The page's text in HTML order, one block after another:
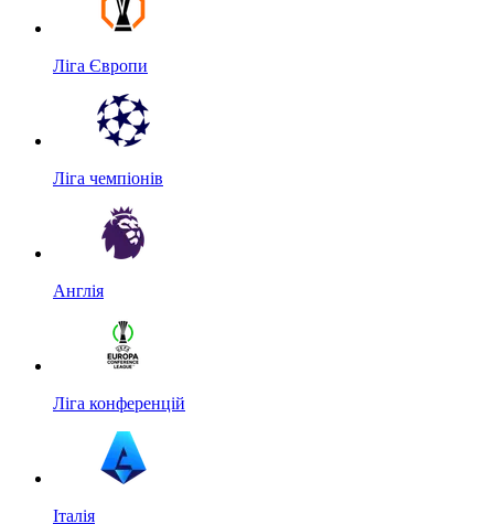
Ліга Європи
Ліга чемпіонів
Англія
Ліга конференцій
Італія